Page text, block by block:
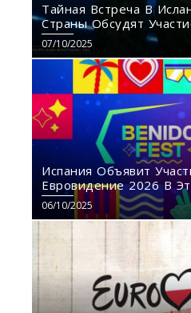
Тайная Встреча В
Страны Обсудят
«Евровидении‑2026»
07/10/2025
Испания Объявит
Евровидение 2026 В
06/10/2025